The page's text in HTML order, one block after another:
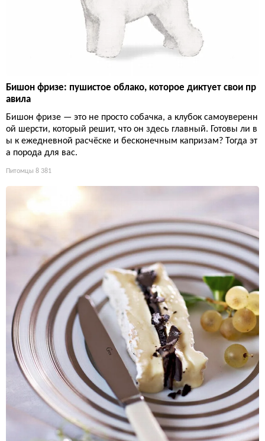
Бишон фризе: пушистое облако, которое диктует свои пр
авила
Бишон фризе — это не просто собачка, а клубок самоуверенн
ой шерсти, который решит, что он здесь главный. Готовы ли в
ы к ежедневной расчёске и бесконечным капризам? Тогда эт
а порода для вас.
Питомцы 8 381